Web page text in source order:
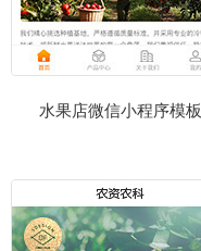
水果店微信小程序模板